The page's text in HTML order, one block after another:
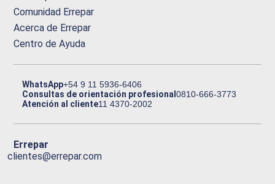
Comunidad Errepar
Acerca de Errepar
Centro de Ayuda
WhatsApp+54 9 11 5936-6406
Consultas de orientación profesional0810-666-3773
Atención al cliente11 4370-2002
Errepar
clientes@errepar.com